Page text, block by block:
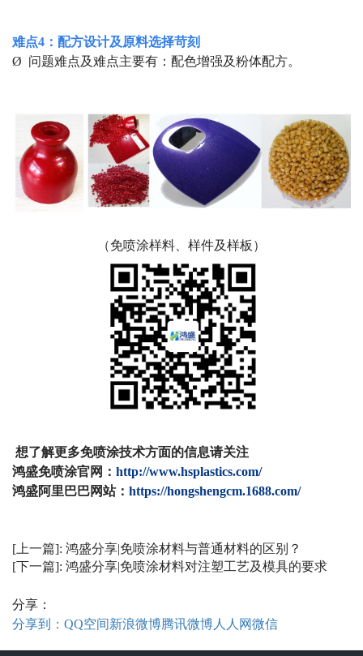
难点4 ：配方设计及原料选择苛刻
Ø 问题难点及难点主要有：配色增强及粉体配方。
（免喷涂样料、样件及样板）
想了解更多免喷涂技术方面的信息请关注
鸿盛免喷涂官网： http://www.hsplastics.com/
鸿盛阿里巴巴网站： https://hongshengcm.1688.com/
[上一篇]: 鸿盛分享|免喷涂材料与普通材料的区别？
[下一篇]: 鸿盛分享|免喷涂材料对注塑工艺及模具的要求
分享：
分享到： QQ空间新浪微博腾讯微博 人人网微信